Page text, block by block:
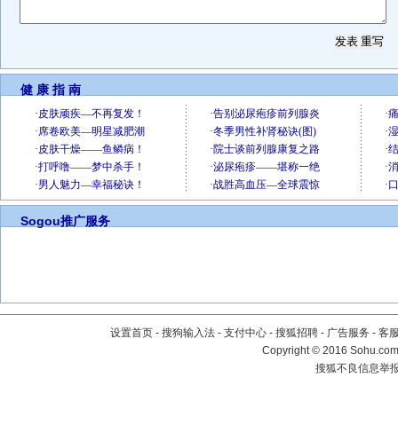
健 康 指 南
Sogou推广服务
设置首页 - 搜狗输入法 - 支付中心 - 搜狐招聘 - 广告服务 - 客
Copyright©2016
搜狐不良信息举